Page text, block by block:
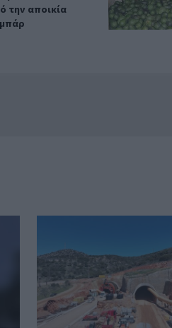
την αποικία